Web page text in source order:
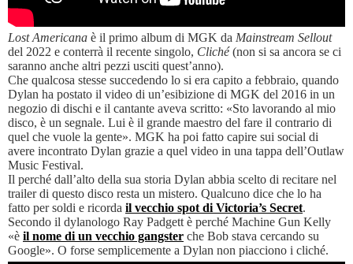
Lost Americana è il primo album di MGK da Mainstream Sellout
del 2022 e conterrà il recente singolo, Cliché(non si sa ancora se ci
saranno anche altri pezzi usciti quest’anno).
Che qualcosa stesse succedendo lo si era capito a febbraio, quando
Dylan ha postato il video di un’esibizione di MGK del 2016 in un
negozio di dischi e il cantante aveva scritto: «Sto lavorando al mio
disco, è un segnale. Lui è il grande maestro del fare il contrario di
quel che vuole la gente». MGK ha poi fatto capire sui social di
avere incontrato Dylan grazie a quel video in una tappa dell’Outlaw
Music Festival.
Il perché dall’alto della sua storia Dylan abbia scelto di recitare nel
trailer di questo disco resta un mistero. Qualcuno dice che lo ha
fatto per soldi e ricorda il vecchio spot di Victoria’s Secret.
Secondo il dylanologo Ray Padgett è perché Machine Gun Kelly
«è il nome di un vecchio gangster che Bob stava cercando su
Google». O forse semplicemente a Dylan non piacciono i cliché.